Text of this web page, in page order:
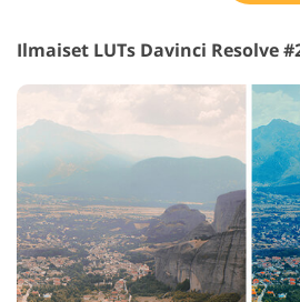
Ilmaiset LUTs Davinci Resolve